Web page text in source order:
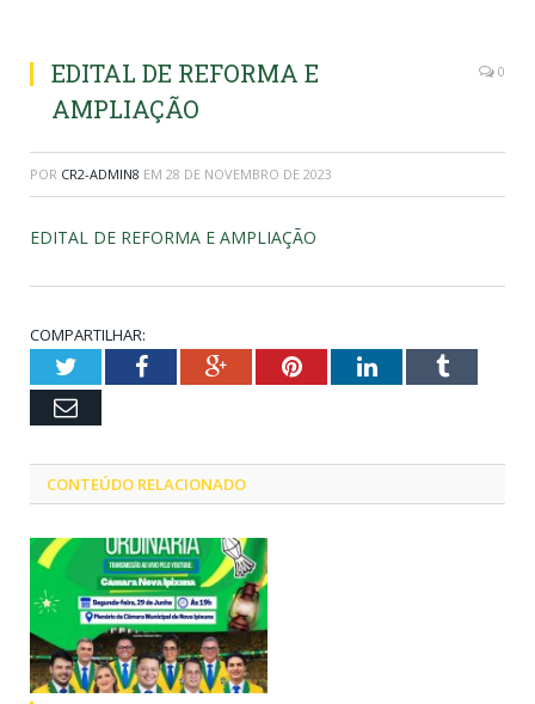
EDITAL DE REFORMA E
AMPLIAÇÃO
0
POR CR2-ADMIN8 EM 28 DE NOVEMBRO DE 2023
EDITAL DE REFORMA E AMPLIAÇÃO
COMPARTILHAR:
TwitterFacebookGoogle+PinterestLinkedInTumblr
Email
CONTEÚDO RELACIONADO